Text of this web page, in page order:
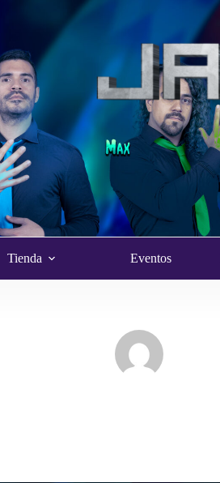
Tienda Eventos